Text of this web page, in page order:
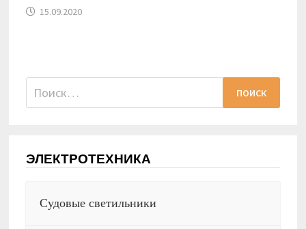
15.09.2020
Найти:
ЭЛЕКТРОТЕХНИКА
Судовые светильники